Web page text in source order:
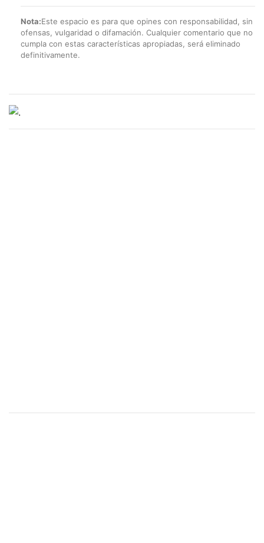
Nota:Este espacio es para que opines con responsabilidad, sin
ofensas, vulgaridad o difamación. Cualquier comentario que no
cumpla con estas características apropiadas, será eliminado
definitivamente.